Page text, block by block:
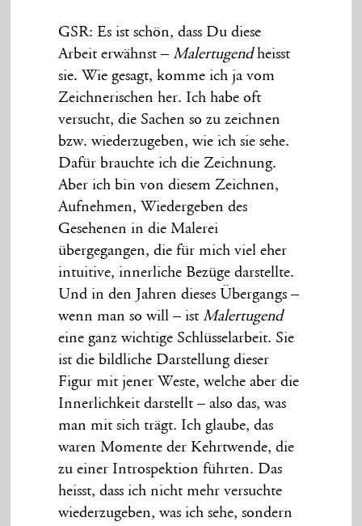
GSR: Es ist schön, dass Du diese
Arbeit erwähnst – Malertugendheisst
sie. Wie gesagt, komme ich ja vom
Zeichnerischen her. Ich habe oft
versucht, die Sachen so zu zeichnen
bzw. wiederzugeben, wie ich sie sehe.
Dafür brauchte ich die Zeichnung.
Aber ich bin von diesem Zeichnen,
Aufnehmen, Wiedergeben des
Gesehenen in die Malerei
übergegangen, die für mich viel eher
intuitive, innerliche Bezüge darstellte.
Und in den Jahren dieses Übergangs –
wenn man so will – ist Malertugend
eine ganz wichtige Schlüsselarbeit. Sie
ist die bildliche Darstellung dieser
Figur mit jener Weste, welche aber die
Innerlichkeit darstellt – also das, was
man mit sich trägt. Ich glaube, das
waren Momente der Kehrtwende, die
zu einer Introspektion führten. Das
heisst, dass ich nicht mehr versuchte
wiederzugeben, was ich sehe, sondern